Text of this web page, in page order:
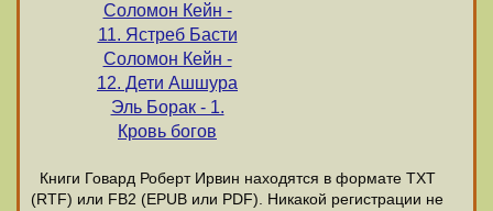
Соломон Кейн -
11. Ястреб Басти
Соломон Кейн -
12. Дети Ашшура
Эль Борак - 1.
Кровь богов
Книги Говард Роберт Ирвин находятся в формате ТХТ
(RTF) или FB2 (EPUB или PDF). Никакой регистрации не